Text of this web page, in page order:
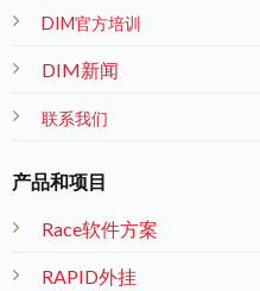
DIM官方培训
DIM新闻
联系我们
产品和项目
Race软件方案
RAPID外挂